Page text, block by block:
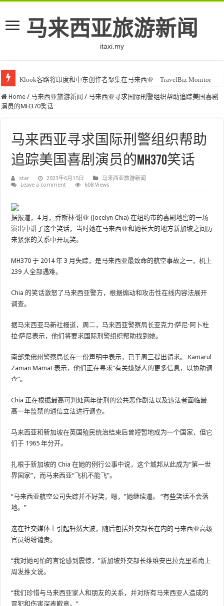
马来西亚旅游新闻
itaxi.my
Klook客路将印度和中东创作者聚集在马来西亚 – TravelBiz Monitor
Home / 马来西亚旅游新闻 / 马来西亚寻求国际刑警组织帮助追踪美国喜剧
演员的MH370笑话
马来西亚寻求国际刑警组织帮助
追踪美国喜剧演员的MH370笑话
star 2023年6月15日
马来西亚旅游新闻
Leave a comment
608 Views
据报道，4 月，乔斯林·谢亚 (Jocelyn Chia) 在纽约市的喜剧地窖的一场
演出中讲了这个笑话，当时她在马来西亚和她长大的地方新加坡之​​间历
来紧张的关系中开玩笑。
MH370 于 2014 年 3 月失踪，是马来西亚最致命的航空事故之一，机上
239 人全部遇难。
Chia 的笑话激怒了马来西亚警方，根据煽动和攻击性在线内容法展开
调查。
据马来西亚马新社报道，周二，马来西亚警察局长亚克力·萨尼·阿卜杜
拉·萨尼表示，他们将要求国际刑警组织帮助找到她。
南部柔佛州警察局长在一份声明中表示，已于周三提出请求。 Kamarul
Zaman Mamat 表示，他们正在寻求“有关嫌疑人的更多信息，以协助调
查”。
Chia 正在根据最高可判处两年徒刑的公共恶作剧法以及违法者面临最
高一年监禁的通信立法进行调查。
马来西亚和新加坡在英国殖民统治结束后曾短暂地成为一个国家，但它
们于 1965 年分开。
扎根于新加坡的 Chia 在她的例行公事中说，这个城邦从此成为“第一世
界国家”，而马来西亚“飞机不能飞”。
“马来西亚航空公司失踪并不好笑，嗯，”她继续道。 “有些笑话不会落
地。”
这在社交媒体上引起轩然大波，随后包括外交部长在内的马来西亚高级
官员纷纷谴责。
“我对她可怕的言论感到震惊，”新加坡外交部长维维安巴拉克里希南上
周发推文说。
“我们珍惜与马来西亚家人和朋友的关系，并对所有马来西亚人造成的
冒犯和伤害深表歉意。”